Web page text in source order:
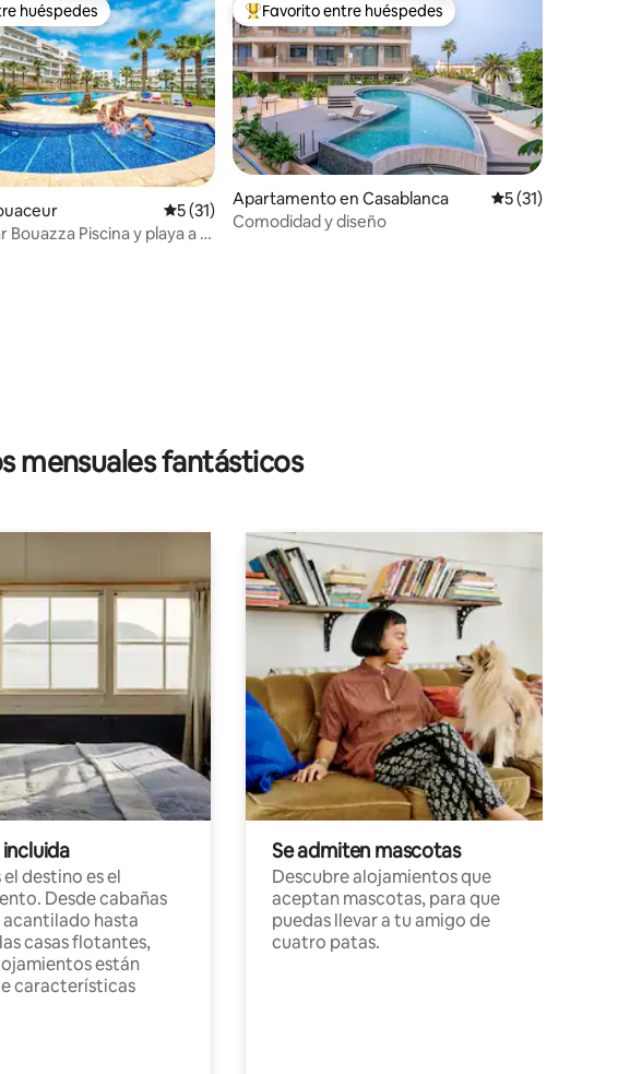
de 5, 11 reseñas
huéspedes
huéspedes
Calificación promedio: 5 de 5, 31 reseñas
5 (31)
Bouazza Piscina y playa a 2
Favorito entre huéspedes preferido
Favorito entre huéspedes
Apartamento en Casablanca Calificación
5 (31)
Comodidad y diseño
mensuales fantásticos
el destino es el
Desde cabañas
hasta
casas flotantes,
están
características
Se admiten mascotas
Descubre alojamientos que
aceptan mascotas, para que
puedas llevar a tu amigo de
cuatro patas.